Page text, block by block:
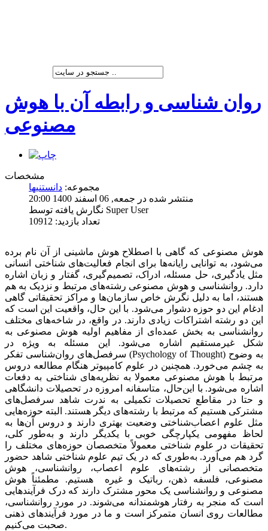
روان شناسی و رابطه آن با هوش
مصنوعی
مشخصات
مجموعه: دانستنیها
منتشر شده در جمعه, 06 اسفند 1400 20:00
نگارش یافته توسط Super User
تعداد بازدید: 10912
هوش مصنوعی که گاهی با اصطلاح هوش ماشینی از آن نام برده
می‌شود، به توانایی رایانه‌ها برای انجام فعالیت‌های شناختی انسانی
مثل یادگیری، حل مسئله، ادراک، تصمیم‌گیری، گفتار و زبان اشاره
دارد. روانشناسی و هوش مصنوعی رشته‌های مرتبط و نزدیک به هم
هستند، اما به دلیل نگرش خاص سازمان‌ها و مراکز تحقیقاتی گاهی
ادغام این دو حوزه دشوار می‌شود. با این حال، واقعیت این است که
این دو رشته‌ اشتراکات زیادی دارند. در واقع، در شاخه‌های مختلف
روانشناسی به بخش عمده‌ای از مفاهیم اولیه هوش مصنوعی به
شکل غیرمستقیم اشاره می‌شود. این مسئله به ویژه در
سرفصل‌های روان‌شناسی تفکر (Psychology of Thought) به وضوح
به چشم می‌خورد. همچنین در علوم کامپیوتر هنگام مطالعه دروس
مرتبط با هوش مصنوعی معمولا به نظریه‌های شناختی به دفعات
اشاره می‌شود. با این‌حال، متاسفانه امروزه در تحصیلات دانشگاهی
و حتا در مقاطع تحصیلات تکمیلی به ندرت شاهد سرفصل‌های
مشترکی هستیم که مرتبط با رشته‌های دیگر هستند. البته حوزه‌هایی
مثل علوم اعصاب‌شناختی وضعیت بهتری دارند و دروس آن‌ها به
لحاظ مفهومی یکپارچگی خوبی با یکدیگر دارند و به‌طور کلی،
تحقیقات در علوم شناختی معمولاً متخصصان حوزه‌های مختلف را
گرد هم می‌آورد. به‌طوری که در یک تیم علوم شناختی شاهد حضور
متخصصانی از رشته‌های علوم اعصاب، روانشناسی، هوش
مصنوعی، فلسفه ذهن، رباتیک و غیره هستیم. مطمئناً هوش
مصنوعی و روانشناسی یک محور مشترک دارند که درک فرآیندهایی
است که منجر به رفتار هوشمندانه می‌شوند. در مورد روانشناسی،
مطالعات روی انسان متمرکز است و ما در مورد فرآیندهای ذهنی
صحبت می‌کنیم.